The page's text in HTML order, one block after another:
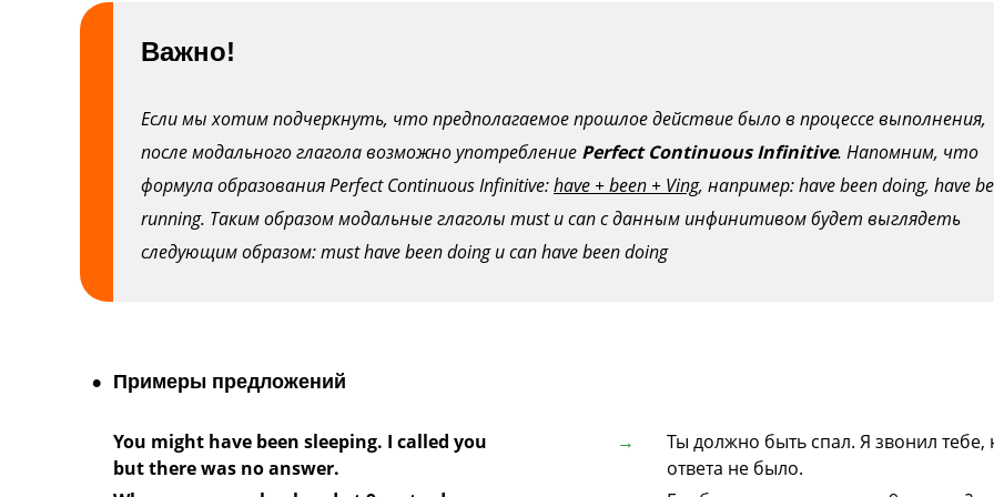
Важно!
Если мы хотим подчеркнуть, что предполагаемое прошлое действие было в процессе выполнения,
после модального глагола возможно употребление Perfect Continuous Infinitive. Напомним, что
формула образования Perfect Continuous Infinitive:have + been + Ving, например: have been doing, have
running. Таким образом модальные глаголы must и can с данным инфинитивом будет выглядеть
следующим образом: must have been doing и can have been doing
Примеры предложений
You might have been sleeping. I called you
but there was no answer.
Ты должно быть спал. Я звонил тебе,
ответа не было.